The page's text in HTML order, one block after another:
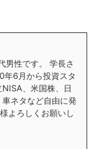
男性です。 学長さ
年6月から投資スタ
、米国株、日
ネタなど自由に発
よろしくお願いし